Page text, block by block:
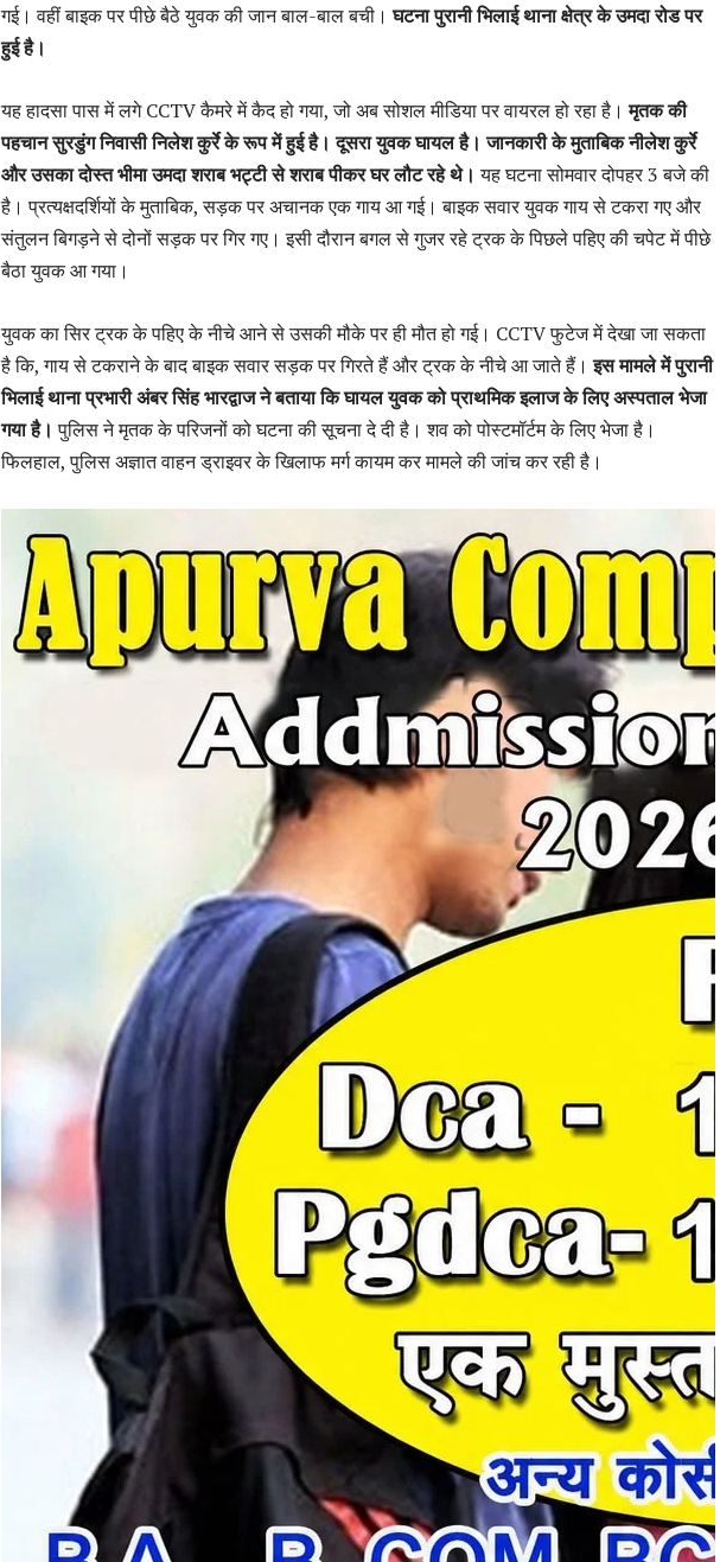
गई। वहीं बाइक पर पीछे बैठे युवक की जान बाल-बाल बची।घटना पुरानी भिलाई थाना क्षेत्र के उमदा रोड पर
हुई है।
यह हादसा पास में लगे CCTV कैमरे में कैद हो गया, जो अब सोशल मीडिया पर वायरल हो रहा है। मृतक की
पहचान सुरडुंग निवासी निलेश कुर्रे के रूप में हुई है। दूसरा युवक घायल है। जानकारी के मुताबिक नीलेश कुर्रे
और उसका दोस्त भीमा उमदा शराब भट्टी से शराब पीकर घर लौट रहे थे। यह घटना सोमवार दोपहर 3 बजे की
है। प्रत्यक्षदर्शियों के मुताबिक, सड़क पर अचानक एक गाय आ गई। बाइक सवार युवक गाय से टकरा गए और
संतुलन बिगड़ने से दोनों सड़क पर गिर गए। इसी दौरान बगल से गुजर रहे ट्रक के पिछले पहिए की चपेट में पीछे
बैठा युवक आ गया।
युवक का सिर ट्रक के पहिए के नीचे आने से उसकी मौके पर ही मौत हो गई। CCTV फुटेज में देखा जा सकता
है कि, गाय से टकराने के बाद बाइक सवार सड़क पर गिरते हैं और ट्रक के नीचे आ जाते हैं।इस मामले में पुरानी
भिलाई थाना प्रभारी अंबर सिंह भारद्वाज ने बताया कि घायल युवक को प्राथमिक इलाज के लिए अस्पताल भेजा
गया है। पुलिस ने मृतक के परिजनों को घटना की सूचना दे दी है। शव को पोस्टमॉर्टम के लिए भेजा है।
फिलहाल, पुलिस अज्ञात वाहन ड्राइवर के खिलाफ मर्ग कायम कर मामले की जांच कर रही है।